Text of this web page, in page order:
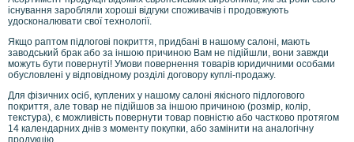
g
b
p
2
3
2
2
6
існування заробляли хороші відгуки споживачів і продовжують
удосконалювати свої технології.
Якщо раптом підлогові покриття, придбані в нашому салоні, мають
заводський брак або за іншою причиною Вам не підійшли, вони завжди
можуть бути повернуті! Умови повернення товарів юридичними особами
обусловлені у відповідному розділі договору куплі-продажу.
Для фізичних осіб, куплених у нашому салоні якісного підлогового
покриття, але товар не підійшов за іншою причиною (розмір, колір,
текстура), є можливість повернути товар повністю або частково протягом
14 календарних днів з моменту покупки, або замінити на аналогічну
продукцію.